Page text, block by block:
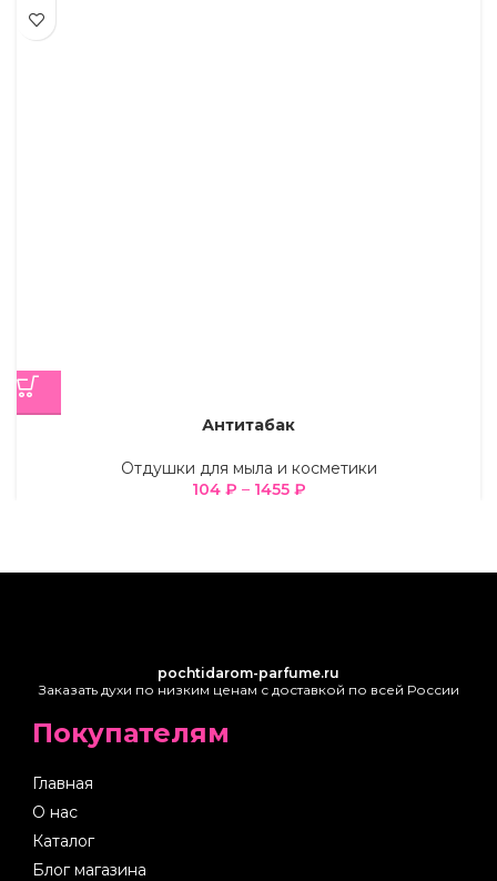
Антитабак
Отдушки для мыла и косметики
104 ₽ – 1455 ₽
pochtidarom-parfume.ru
Заказать духи по низким ценам с доставкой по всей России
Покупателям
Главная
О нас
Каталог
Блог магазина